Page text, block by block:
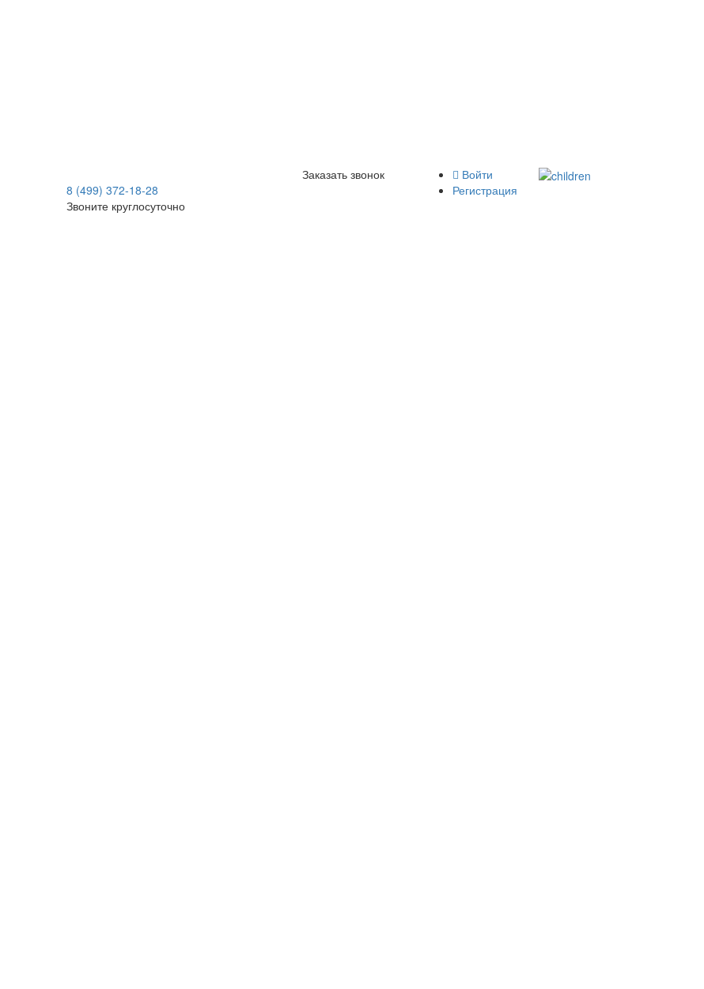
8 (499) 372-18-28
Звоните круглосуточно
Заказать звонок
Войти
Регистрация